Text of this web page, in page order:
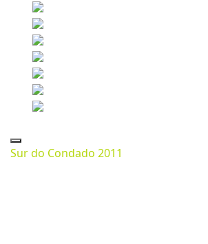
Sur do Condado 2011